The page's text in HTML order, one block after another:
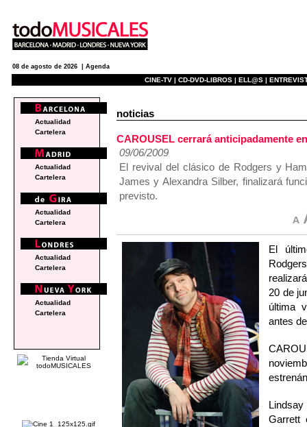
08 de agosto de 2026 | Agenda
CINE-TV | CD-DVD-LIBROS | ELL@S |
noticias
CAROUSEL cerrará anticipadamente
09/06/2009
El revival del clásico de Rodgers y
James y Alexandra Silber, finalizará
previsto.
El
20 de
última
antes
Garrett
Actualidad
Cartelera
Actualidad
Cartelera
Actualidad
Cartelera
Actualidad
Cartelera
Actualidad
Cartelera